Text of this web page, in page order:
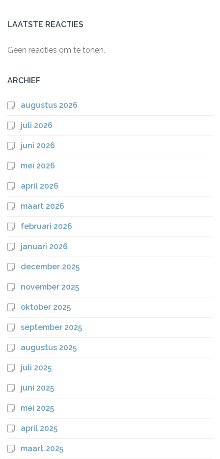
LAATSTE REACTIES
Geen reacties om te tonen.
ARCHIEF
augustus 2026
juli 2026
juni 2026
mei 2026
april 2026
maart 2026
februari 2026
januari 2026
december 2025
november 2025
oktober 2025
september 2025
augustus 2025
juli 2025
juni 2025
mei 2025
april 2025
maart 2025